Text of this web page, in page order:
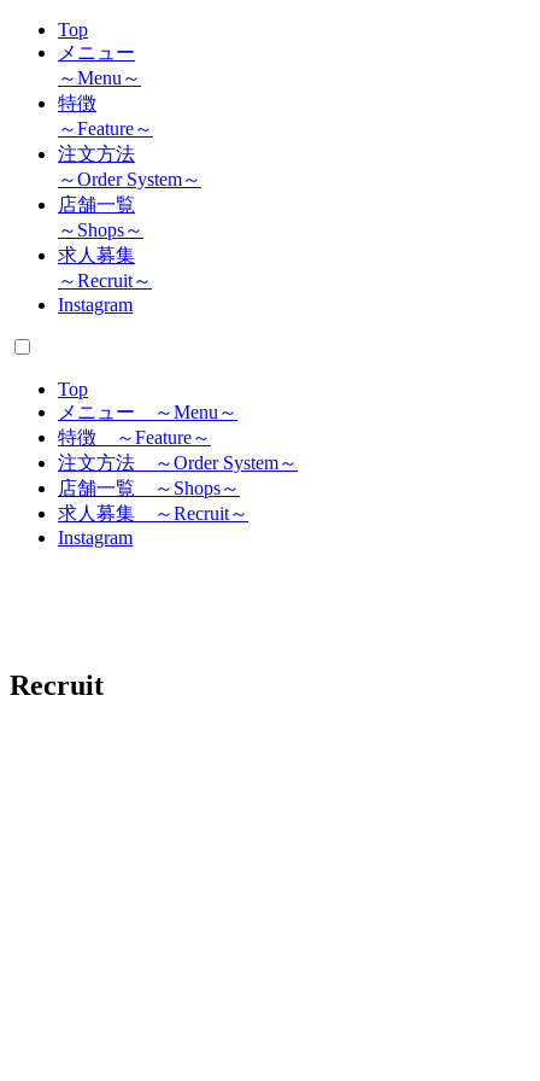
Top
メニュー
～Menu～
特徴
～Feature～
注文方法
～Order System～
店舗一覧
～Shops～
求人募集
～Recruit～
Instagram
Top
メニュー ～Menu～
特徴 ～Feature～
注文方法 ～Order System～
店舗一覧 ～Shops～
求人募集 ～Recruit～
Instagram
Recruit